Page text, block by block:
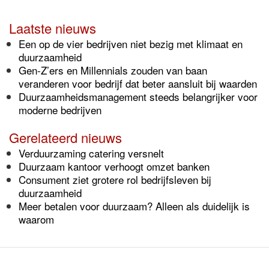
Laatste nieuws
Een op de vier bedrijven niet bezig met klimaat en
duurzaamheid
Gen-Z’ers en Millennials zouden van baan
veranderen voor bedrijf dat beter aansluit bij waarden
Duurzaamheidsmanagement steeds belangrijker voor
moderne bedrijven
Gerelateerd nieuws
Verduurzaming catering versnelt
Duurzaam kantoor verhoogt omzet banken
Consument ziet grotere rol bedrijfsleven bij
duurzaamheid
Meer betalen voor duurzaam? Alleen als duidelijk is
waarom